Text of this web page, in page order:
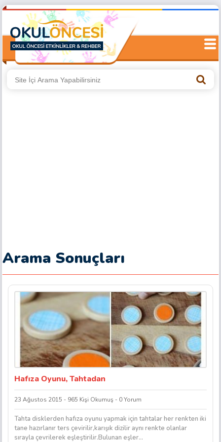
Arama Sonuçları
Hafıza Oyunu, Tahtadan
23 Ağustos 2015 - 965 Kişi Okumuş - 0 Yorum
Tahta disklerden hafıza oyunu yapmak için tahtalar her renkten iki
tane hazırlanır ters çevirilir,karışık dizilir aynı renkte olanlar
sırayla çevrilerek eşleştirilir.Bulunan eşler...